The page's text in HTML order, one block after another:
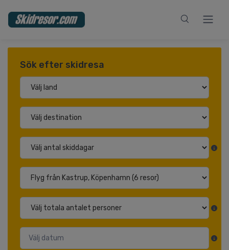
Sök efter skidresa